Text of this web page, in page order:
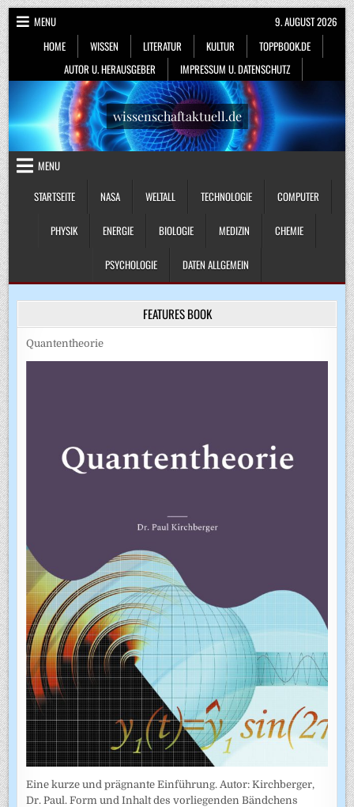
Skip
to
content
MENU
HOME
WISSEN LITERATUR KULTUR
TOPPBOOK.DE
AUTOR U. HERAUSGEBER
IMPRESSUM U. DATENSCHUTZ
9. AUGUST 2026
wissenschaftaktuell.de
MENU
STARTSEITE
NASA WELTALL TECHNOLOGIE COMPUTER
PHYSIK ENERGIE BIOLOGIE MEDIZIN CHEMIE
PSYCHOLOGIE DATEN ALLGEMEIN
FEATURES BOOK
Quantentheorie
Eine kurze und prägnante Einführung. Autor: Kirchberger,
Dr. Paul. Form und Inhalt des vorliegenden Bändchens